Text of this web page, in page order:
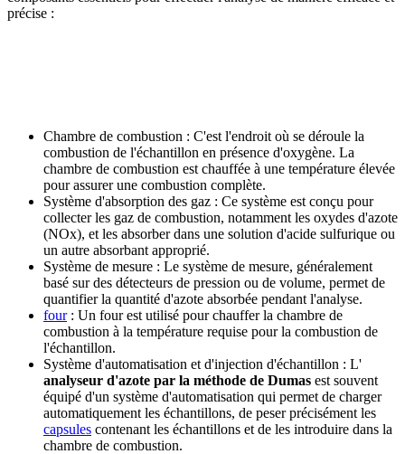
précise :
Chambre de combustion : C'est l'endroit où se déroule la
combustion de l'échantillon en présence d'oxygène. La
chambre de combustion est chauffée à une température élevée
pour assurer une combustion complète.
Système d'absorption des gaz : Ce système est conçu pour
collecter les gaz de combustion, notamment les oxydes d'azote
(NOx), et les absorber dans une solution d'acide sulfurique ou
un autre absorbant approprié.
Système de mesure : Le système de mesure, généralement
basé sur des détecteurs de pression ou de volume, permet de
quantifier la quantité d'azote absorbée pendant l'analyse.
four: Un four est utilisé pour chauffer la chambre de
combustion à la température requise pour la combustion de
l'échantillon.
Système d'automatisation et d'injection d'échantillon : L'
analyseur d'azote par la méthode de Dumas est souvent
équipé d'un système d'automatisation qui permet de charger
automatiquement les échantillons, de peser précisément les
capsules contenant les échantillons et de les introduire dans la
chambre de combustion.